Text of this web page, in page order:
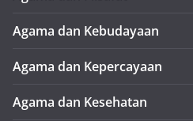
Agama dan Kebudayaan
Agama dan Kepercayaan
Agama dan Kesehatan